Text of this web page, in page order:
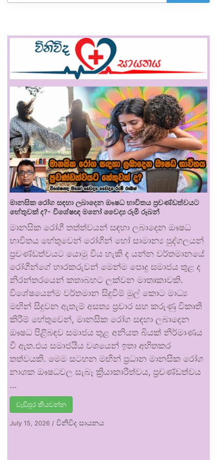
මානසික රෝග සඳහා ලබාදෙන ඖෂධ භාවිතය ප්‍රචණ්ඩත්වයට
හේතුවක් ද?- විශේෂඥ මනෝ වෛද්‍ය රූමි රූබන්
මානසික රෝගී තත්ත්වයන් සඳහා ලබාදෙන ඖෂධ
භාවිතය හේතුවෙන් රෝගීන් හෝ සාමාන්‍ය පුද්ගලයන්
ප්‍රචණ්ඩත්වයට යොමු විය හැකි ද යන්න වර්තමානයේ
රෝගීන්ගේ භාරකරුවන් මෙන්ම පොදු සමාජය තුළ ද
නිරන්තරයෙන් කතාබහට ලක්වන මාතෘකාවකි.
විශේෂයෙන්ම වර්තමාන සිදුවීම් මුල් කොට මාධ්‍ය
මඟින් සිදුවන ඇතැම් අසත්‍ය ප්‍රචාර සහ කරුණු විකෘති
කිරීම් හේතුවෙන්, මානසික රෝග සඳහා ලබාදෙන
ඖෂධ පිළිබඳව සමාජය තුළ අනියත බියක් නිර්මාණය
වී ඇත.එය සමාජයීය වශයෙන් ඉතා අහිතකර
තත්වයකි. මෙම සටහන මඟින් ප්‍රධාන මානසික රෝග
නාශක ඖෂධවල සැබෑ ක්‍රියාකාරීත්වය, ප්‍රචණ්ඩත්වය
…
වැඩිපුර කියවන්න
July 15, 2026 / විනිවිද සායනය